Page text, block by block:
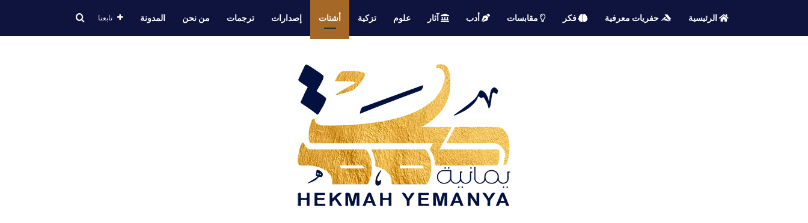
الرئيسية حفريات معرفية فكر مقابسات أدب آثار علوم تزكية أشتات إصدارات ترجمات من نحن المدونة تابعنا